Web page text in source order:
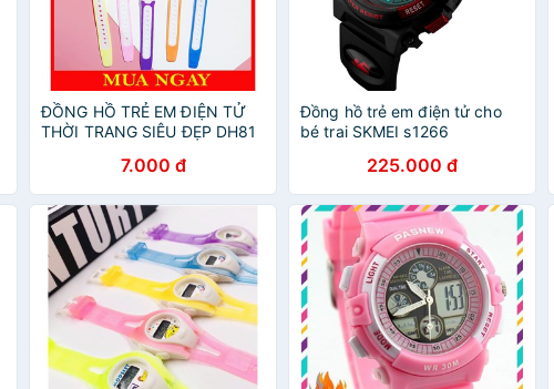
ĐỒNG HỒ TRẺ EM ĐIỆN TỬ
THỜI TRANG SIÊU ĐẸP DH81
7.000 đ
Đồng hồ trẻ em điện tử cho
bé trai SKMEI s1266
225.000 đ